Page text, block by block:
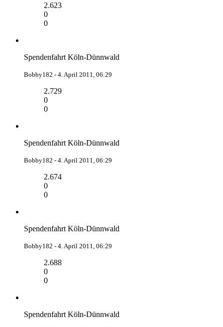
2.623
0
0
Spendenfahrt Köln-Dünnwald
Bobby182 - 4. April 2011, 06:29
2.729
0
0
Spendenfahrt Köln-Dünnwald
Bobby182 - 4. April 2011, 06:29
2.674
0
0
Spendenfahrt Köln-Dünnwald
Bobby182 - 4. April 2011, 06:29
2.688
0
0
Spendenfahrt Köln-Dünnwald